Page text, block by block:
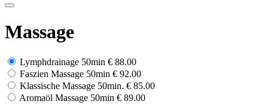
Massage
Lymphdrainage 50min € 88.00
Faszien Massage 50min € 92.00
Klassische Massage 50min. € 85.00
Aromaöl Massage 50min € 89.00